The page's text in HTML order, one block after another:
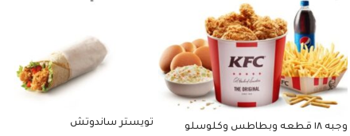
وجبه ١٨ قطعه وبطاطس وكلوسلو
تويستر ساندوتش